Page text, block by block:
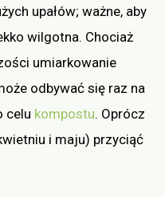
upałów; ważne, aby
wilgotna. Chociaż
umiarkowanie
odbywać się raz na
celu kompostu. Oprócz
i maju) przyciąć